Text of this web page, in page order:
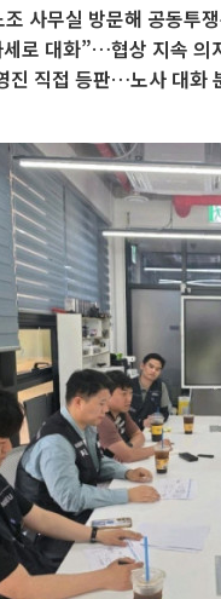
사무실 방문해 공동투
로 대화”…협상 지속 의
진 직접 등판…노사 대화